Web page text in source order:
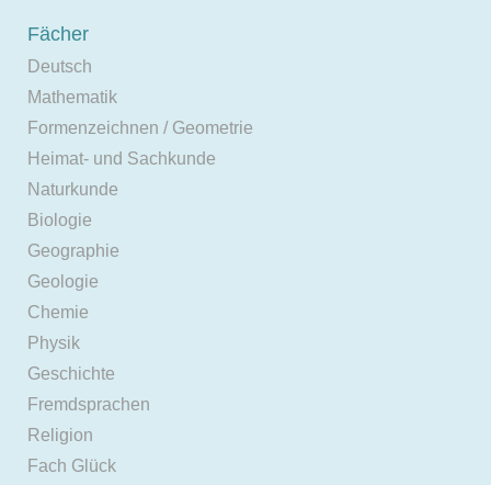
Fächer
Deutsch
Mathematik
Formenzeichnen / Geometrie
Heimat- und Sachkunde
Naturkunde
Biologie
Geographie
Geologie
Chemie
Physik
Geschichte
Fremdsprachen
Religion
Fach Glück